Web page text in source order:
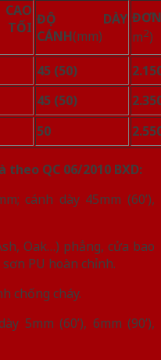
ĐỘ DÀY
CÁNH(mm)
m2)
45 (50)
45 (50)
50
QC 06/2010 BXD:
cánh dày 45mm (60’),
Oak…) phẳng, cửa bao
PU hoàn chỉnh.
chống cháy.
5mm (60’), 6mm (90’),